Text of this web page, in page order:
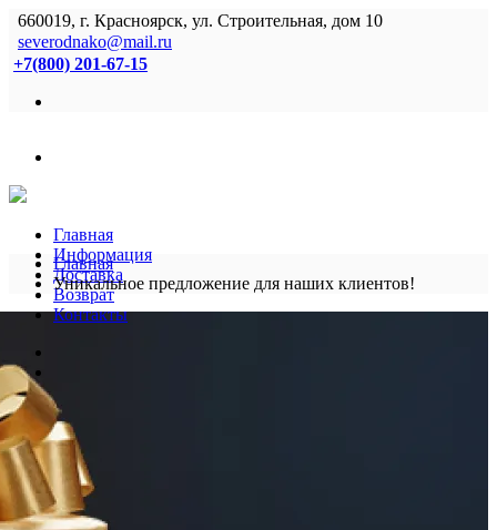
660019, г. Красноярск, ул. Строительная, дом 10
severodnako@mail.ru
+7(800) 201-67-15
Главная
Информация
Доставка
Возврат
Контакты
Главная
Уникальное предложение для наших клиентов!